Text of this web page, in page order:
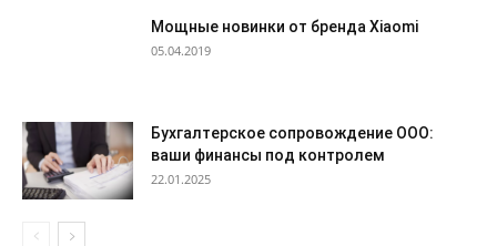
Мощные новинки от бренда Xiaomi
05.04.2019
Бухгалтерское сопровождение ООО:
ваши финансы под контролем
22.01.2025